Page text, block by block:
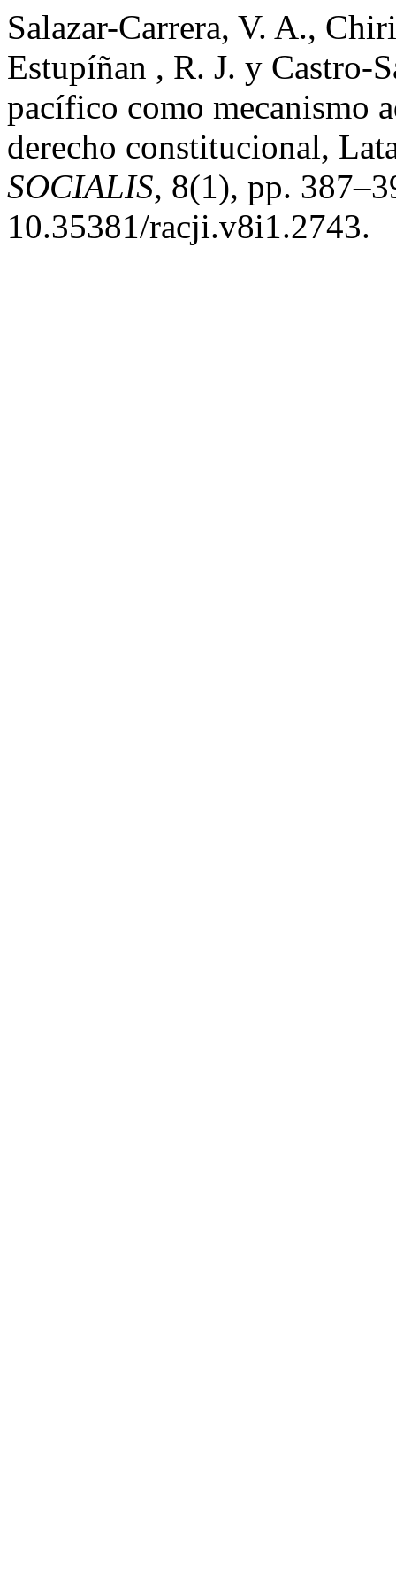
Salazar-Carrera, V. A.,
Estupíñan , R. J. y Castro-
pacífico como mecanismo
derecho constitucional,
SOCIALIS, 8(1), pp.
10.35381/racji.v8i1.2743.